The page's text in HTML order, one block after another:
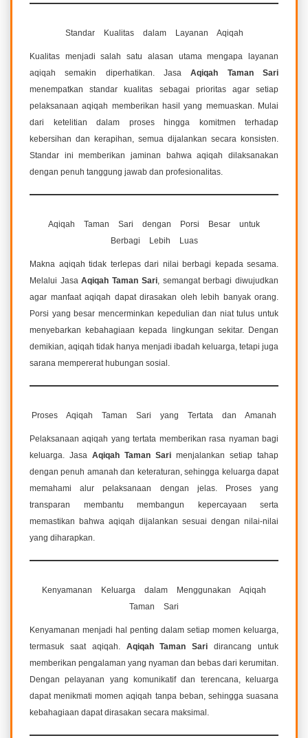
Standar Kualitas dalam Layanan Aqiqah
Kualitas menjadi salah satu alasan utama mengapa layanan
aqiqah semakin diperhatikan. JasaAqiqah Taman Sari
menempatkan standar kualitas sebagai prioritas agar setiap
pelaksanaan aqiqah memberikan hasil yang memuaskan. Mulai
dari ketelitian dalam proses hingga komitmen terhadap
kebersihan dan kerapihan, semua dijalankan secara konsisten.
Standar ini memberikan jaminan bahwa aqiqah dilaksanakan
dengan penuh tanggung jawab dan profesionalitas.
Aqiqah Taman Sari dengan Porsi Besar untuk
Berbagi Lebih Luas
Makna aqiqah tidak terlepas dari nilai berbagi kepada sesama.
Melalui JasaAqiqah Taman Sari, semangat berbagi diwujudkan
agar manfaat aqiqah dapat dirasakan oleh lebih banyak orang.
Porsi yang besar mencerminkan kepedulian dan niat tulus untuk
menyebarkan kebahagiaan kepada lingkungan sekitar. Dengan
demikian, aqiqah tidak hanya menjadi ibadah keluarga, tetapi juga
sarana mempererat hubungan sosial.
Proses Aqiqah Taman Sari yang Tertata dan Amanah
Pelaksanaan aqiqah yang tertata memberikan rasa nyaman bagi
keluarga. Jasa Aqiqah Taman Sari menjalankan setiap tahap
dengan penuh amanah dan keteraturan, sehingga keluarga dapat
memahami alur pelaksanaan dengan jelas. Proses yang
transparan membantu membangun kepercayaan serta
memastikan bahwa aqiqah dijalankan sesuai dengan nilai-nilai
yang diharapkan.
Kenyamanan Keluarga dalam Menggunakan Aqiqah
Taman Sari
Kenyamanan menjadi hal penting dalam setiap momen keluarga,
termasuk saat aqiqah. Aqiqah Taman Sari dirancang untuk
memberikan pengalaman yang nyaman dan bebas dari kerumitan.
Dengan pelayanan yang komunikatif dan terencana, keluarga
dapat menikmati momen aqiqah tanpa beban, sehingga suasana
kebahagiaan dapat dirasakan secara maksimal.